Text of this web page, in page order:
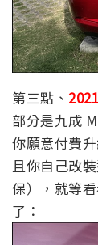
第三點、
部分是九成
你願意付費
且你自己改
保），就等
了：